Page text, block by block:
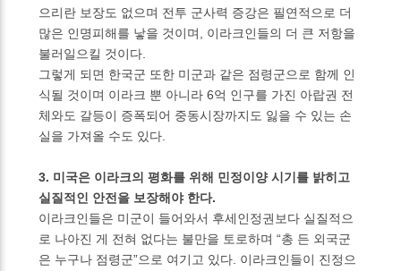
으리란 보장도 없으며 전투 군사력 증강은 필연적으로 더
많은 인명피해를 낳을 것이며, 이라크인들의 더 큰 저항을
불러일으킬 것이다.
그렇게 되면 한국군 또한 미군과 같은 점령군으로 함께 인
식될 것이며 이라크 뿐 아니라 6억 인구를 가진 아랍권 전
체와도 갈등이 증폭되어 중동시장까지도 잃을 수 있는 손
실을 가져올 수도 있다.
3. 미국은 이라크의 평화를 위해 민정이양 시기를 밝히고
실질적인 안전을 보장해야 한다.
이라크인들은 미군이 들어와서 후세인정권보다 실질적으
로 나아진 게 전혀 없다는 불만을 토로하며 “총 든 외국군
은 누구나 점령군”으로 여기고 있다. 이라크인들이 진정으